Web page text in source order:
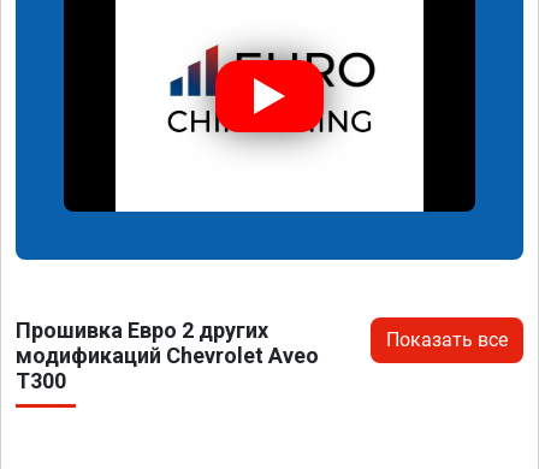
Прошивка Евро 2 других
модификаций Chevrolet Aveo
T300
Показать все